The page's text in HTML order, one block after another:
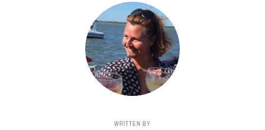
WRITTEN BY